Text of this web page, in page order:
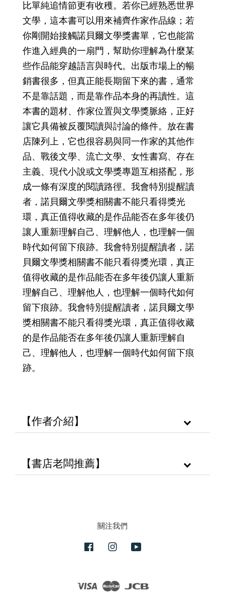
比單純追情節更有收穫。若你已經熟悉世界
文學，這本書可以用來補齊作家作品線；若
你剛開始接觸諾貝爾文學獎書單，它也能當
作進入經典的一扇門，幫助你理解為什麼某
些作品能穿越語言與時代。出版市場上的暢
銷書很多，但真正能長期留下來的書，通常
不是靠話題，而是靠作品本身的再讀性。這
本書的題材、作家位置與文學獎脈絡，正好
讓它具備被反覆閱讀與討論的條件。放在書
店陳列上，它也很容易與同一作家的其他作
品、戰後文學、流亡文學、女性書寫、存在
主義、現代小說或文學獎專題互相搭配，形
成一條有深度的閱讀路徑。我會特別提醒讀
者，諾貝爾文學獎相關書不能只看得獎光
環，真正值得收藏的是作品能否在多年後仍
讓人重新理解自己、理解他人，也理解一個
時代如何留下痕跡。我會特別提醒讀者，諾
貝爾文學獎相關書不能只看得獎光環，真正
值得收藏的是作品能否在多年後仍讓人重新
理解自己、理解他人，也理解一個時代如何
留下痕跡。我會特別提醒讀者，諾貝爾文學
獎相關書不能只看得獎光環，真正值得收藏
的是作品能否在多年後仍讓人重新理解自
己、理解他人，也理解一個時代如何留下痕
跡。
【作者介紹】
【書店老闆推薦】
關注我們
FacebookInstagram
Visa Master